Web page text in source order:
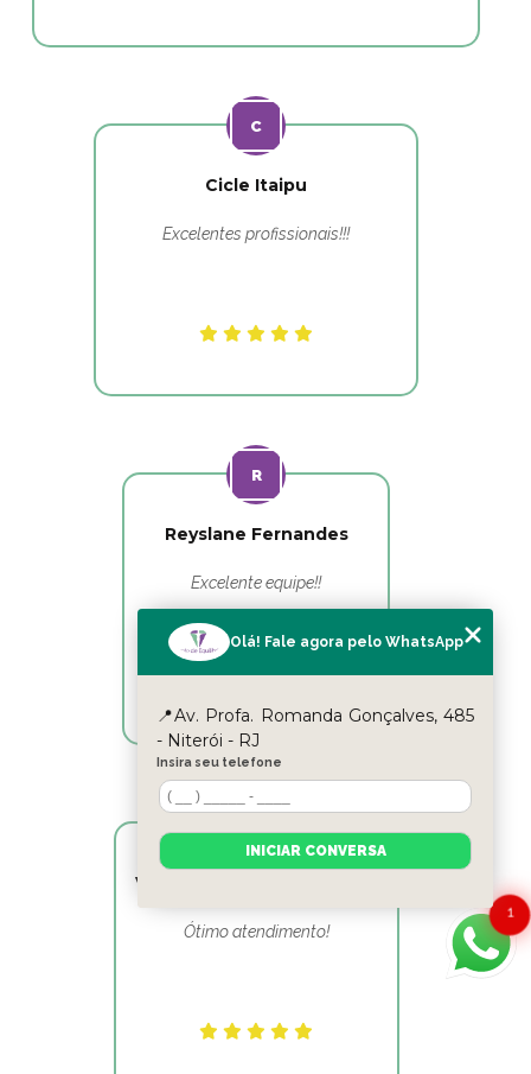
Cicle Itaipu
Excelentes profissionais!!!
Reyslane Fernandes
Excelente equipe!!
Victor Hugo Marins Mansur
Ótimo atendimento!
1
Olá! Fale agora pelo WhatsApp
📍Av. Profa. Romanda Gonçalves, 485
- Niterói - RJ
Insira seu telefone
INICIAR CONVERSA